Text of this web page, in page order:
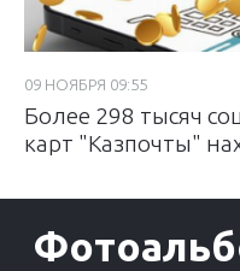
09 НОЯБРЯ 09:55
Более 298 тысяч
карт "Казпочты"